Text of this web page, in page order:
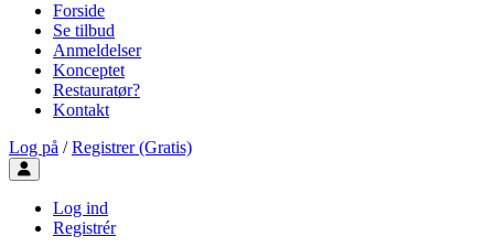
Forside
Se tilbud
Anmeldelser
Konceptet
Restauratør?
Kontakt
Log på / Registrer (Gratis)
Toggle user menu
Log ind
Registrér